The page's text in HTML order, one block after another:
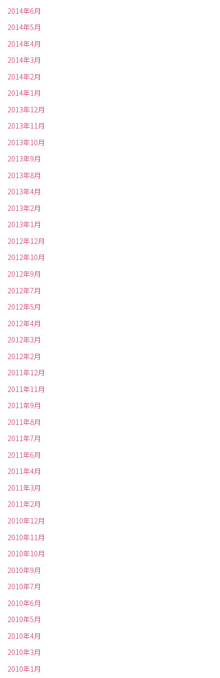
2014年6月
2014年5月
2014年4月
2014年3月
2014年2月
2014年1月
2013年12月
2013年11月
2013年10月
2013年9月
2013年8月
2013年4月
2013年2月
2013年1月
2012年12月
2012年10月
2012年9月
2012年7月
2012年5月
2012年4月
2012年3月
2012年2月
2011年12月
2011年11月
2011年9月
2011年8月
2011年7月
2011年6月
2011年4月
2011年3月
2011年2月
2010年12月
2010年11月
2010年10月
2010年9月
2010年7月
2010年6月
2010年5月
2010年4月
2010年3月
2010年1月